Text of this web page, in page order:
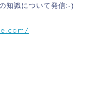
知識について発信:-)